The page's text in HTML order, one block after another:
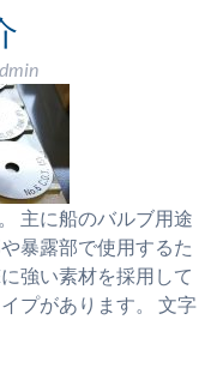
主に船のバルブ用途
暴露部で使用するた
強い素材を採用して
プがあります。 文字